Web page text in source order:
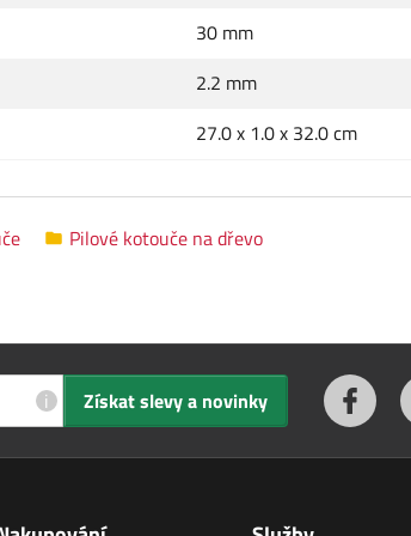
30 mm
2.2 mm
27.0 x 1.0 x 32.0 cm
Pilové kotouče na dřevo
i Získat slevy a novinky